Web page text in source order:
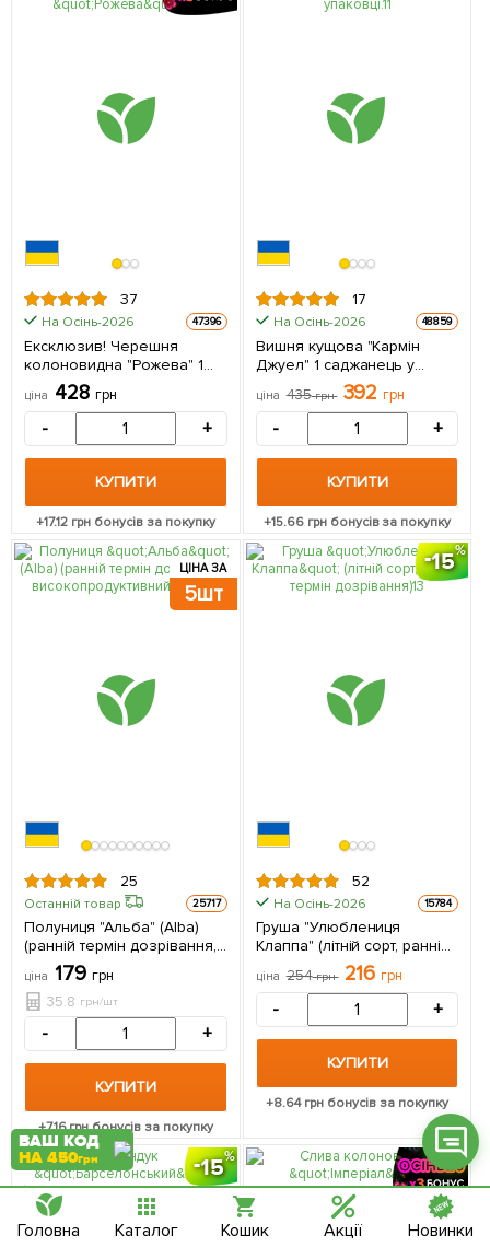
37
На Осінь-2026 47396
Ексклюзив! Черешня
колоновидна "Рожева" 1
саджанець в упаковці
ціна 428 грн
- +
КУПИТИ
+17.12грн бонусів за покупку
17
На Осінь-2026 48859
Вишня кущова "Кармін
Джуел" 1 саджанець у
упаковці
ціна 435грн 392 грн
- +
КУПИТИ
+15.66грн бонусів за покупку
ЦІНА ЗА
5шт
25
Останній товар 25717
Полуниця "Альба" (Alba)
(ранній термін дозрівання,
високопродуктивний сорт)
5 шт в упаковці
ціна 179 грн
35.8 грн/шт
- +
КУПИТИ
+7.16грн бонусів за покупку
15
52
На Осінь-2026 15784
Груша "Улюблениця
Клаппа" (літній сорт, ранній
термін дозрівання) 1
саджанець в упаковці
ціна 254грн 216 грн
- +
КУПИТИ
+8.64грн бонусів за покупку
15
Фейсбук
Телеграм
Вайбер
Інстаграм
Онлайн чат
ВАШ КОД
НА 450грн
Головна Каталог Кошик Акції Новинки